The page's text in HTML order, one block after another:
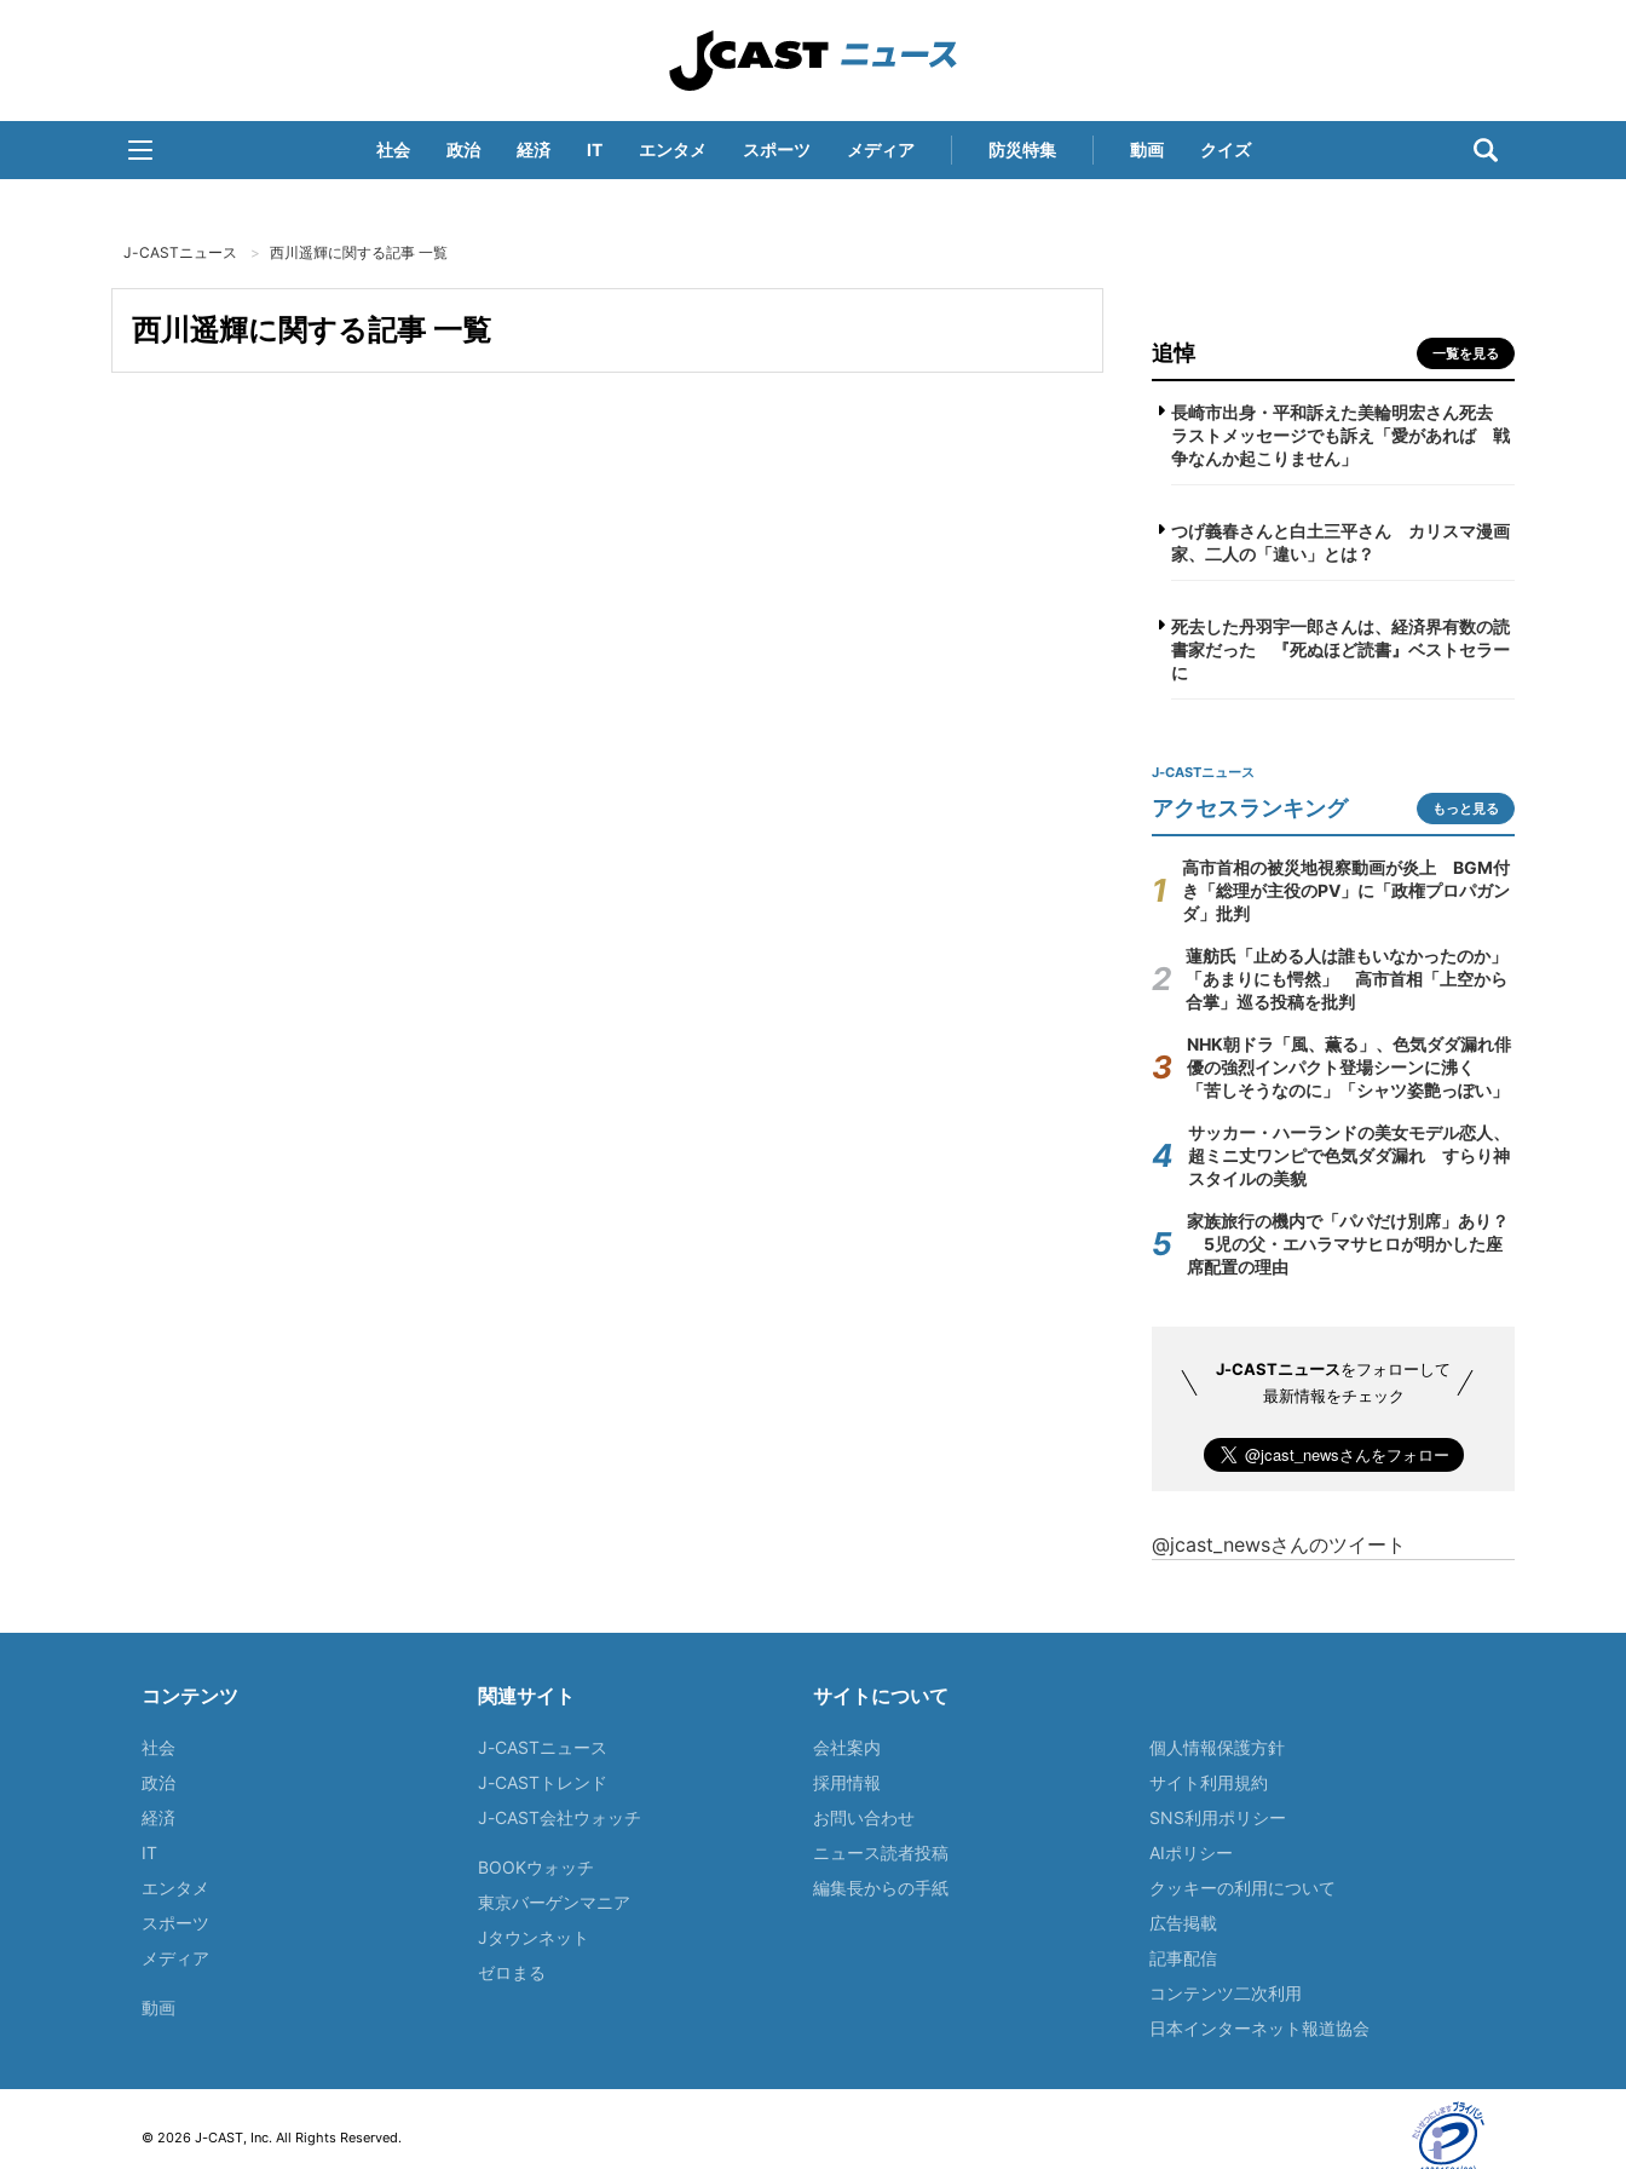
社会 政治 経済 IT エンタメ スポーツ メディア 防災特集 動画 クイズ
J-CASTニュース 西川遥輝に関する記事 一覧
西川遥輝に関する記事 一覧
追悼 一覧を見る
長崎市出身・平和訴えた美輪明宏さん死去
ラストメッセージでも訴え「愛があれば 戦
争なんか起こりません」
つげ義春さんと白土三平さん カリスマ漫画
家、二人の「違い」とは？
死去した丹羽宇一郎さんは、経済界有数の読
書家だった 『死ぬほど読書』ベストセラー
に
J-CASTニュース
アクセスランキング もっと見る
高市首相の被災地視察動画が炎上 BGM付
き「総理が主役のPV」に「政権プロパガン
ダ」批判
蓮舫氏「止める人は誰もいなかったのか」
「あまりにも愕然」 高市首相「上空から
合掌」巡る投稿を批判
NHK朝ドラ「風、薫る」、色気ダダ漏れ俳
優の強烈インパクト登場シーンに沸く
「苦しそうなのに」「シャツ姿艶っぽい」
サッカー・ハーランドの美女モデル恋人、
超ミニ丈ワンピで色気ダダ漏れ すらり神
スタイルの美貌
家族旅行の機内で「パパだけ別席」あり？
5児の父・エハラマサヒロが明かした座
席配置の理由
J-CASTニュースをフォローして
最新情報をチェック
@jcast_newsさんのツイート
コンテンツ
社会
政治
経済
IT
エンタメ
スポーツ
メディア
動画
関連サイト
J-CASTニュース
J-CASTトレンド
J-CAST会社ウォッチ
BOOKウォッチ
東京バーゲンマニア
Jタウンネット
ゼロまる
サイトについて
会社案内
採用情報
お問い合わせ
ニュース読者投稿
編集長からの手紙
個人情報保護方針
サイト利用規約
SNS利用ポリシー
AIポリシー
クッキーの利用について
広告掲載
記事配信
コンテンツ二次利用
日本インターネット報道協会
© 2026 J-CAST, Inc. All Rights Reserved.